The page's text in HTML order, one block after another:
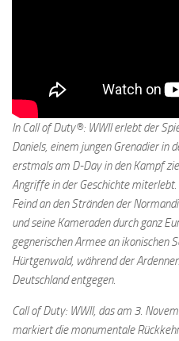
In Call of Duty®: WWII erlebt der
Daniels, einem jungen Grenadier in
erstmals am D-Day in den Kampf
Angriffe in der Geschichte
Feind an den Stränden der
und seine Kameraden durch ganz
gegnerischen Armee an ikonischen
Hürtgenwald, während der
Deutschland entgegen.
Call of Duty: WWII, das am 3.
markiert die monumentale